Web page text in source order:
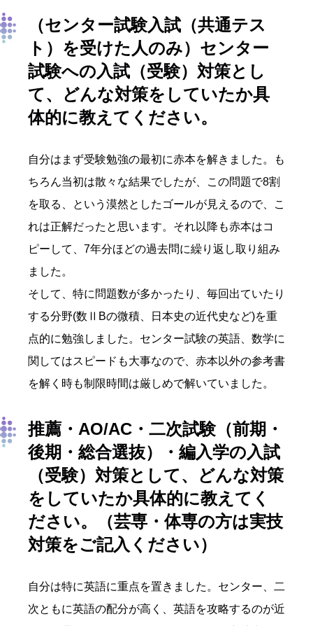
（センター試験入試（共通テス
ト）を受けた人のみ） センター
試験への入試（受験）対策とし
て、
どんな対策をしていたか具
体的に教えてください。
自分はまず受験勉強の最初に赤本を解きました。も
ちろん当初は散々な結果でしたが、この問題で8割
を取る、という漠然としたゴールが見えるので、こ
れは正解だったと思います。それ以降も赤本はコ
ピーして、7年分ほどの過去問に繰り返し取り組み
ました。
そして、特に問題数が多かったり、毎回出ていたり
する分野(数ⅡBの微積、日本史の近代史など)を重
点的に勉強しました。センター試験の英語、数学に
関してはスピードも大事なので、赤本以外の参考書
を解く時も制限時間は厳しめで解いていました。
推薦・AO/AC・二次試験（前期・
後期・総合選抜）・編入学の入試
（受験）対策として、どんな対策
を していたか具体的に教えて く
ださい。
（芸専・体専の方は実技
対策をご記入ください）
自分は特に英語に重点を置きました。センター、二
次ともに英語の配分が高く、英語を攻略するのが近